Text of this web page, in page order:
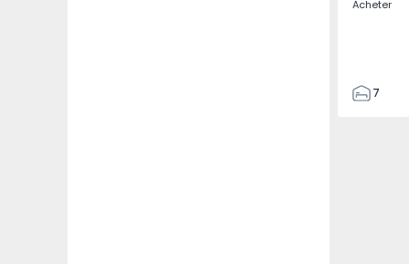
Acheter
7